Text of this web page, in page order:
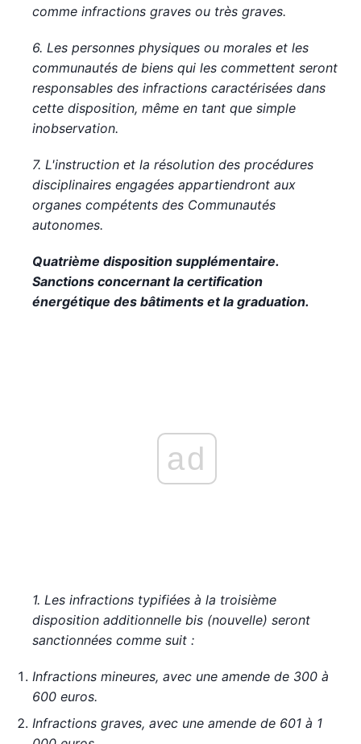
comme infractions graves ou très graves.
6. Les personnes physiques ou morales et les
communautés de biens qui les commettent seront
responsables des infractions caractérisées dans
cette disposition, même en tant que simple
inobservation.
7. L'instruction et la résolution des procédures
disciplinaires engagées appartiendront aux
organes compétents des Communautés
autonomes.
Quatrième disposition supplémentaire.
Sanctions concernant la certification
énergétique des bâtiments et la graduation.
ad
1. Les infractions typifiées à la troisième
disposition additionnelle bis (nouvelle) seront
sanctionnées comme suit :
Infractions mineures, avec une amende de 300 à
600 euros.
Infractions graves, avec une amende de 601 à 1